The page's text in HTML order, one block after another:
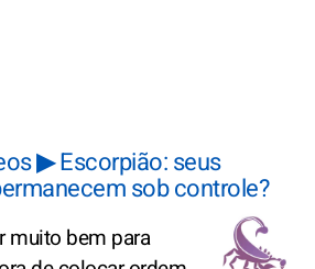
▶ Escorpião: seus
sob controle?
muito bem para